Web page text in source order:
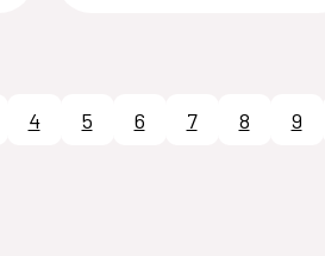
4 5 6 7 8 9